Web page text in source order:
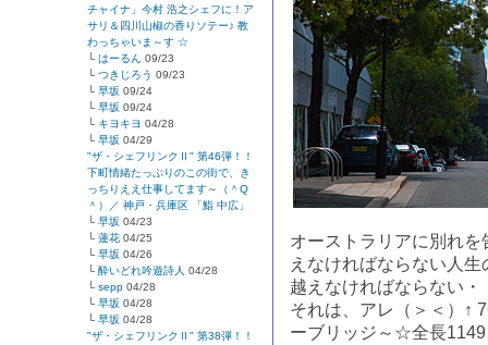
チャイナ」今村 浩之シェフに！ア
サリ＆四川山椒の香りソテー♪ 教
わっちゃいま～す ☆
└ はーるん 09/23
└ つきじろう 09/23
└ 早坂 09/24
└ 早坂 09/24
└ キヨキヨ 04/28
└ 早坂 04/29
"ザ・シェフリンクⅡ" 第46弾！！
下町情緒たっぷりのこの街で、き
っちりええ仕事してます～（＾Q
＾）／ 神戸・兵庫区 「鮨 中広」
└ 早坂 04/23
└ 蓮花 04/25
└ 早坂 04/26
└ 酔いどれ吟遊詩人 04/28
└ sepp 04/28
└ 早坂 04/28
└ 早坂 04/28
"ザ・シェフリンクⅡ" 第38弾！！
オーストラリアに別れ
えなければならない人
越えなければならない
それは、アレ（＞＜）↑
ーブリッジ～☆全長